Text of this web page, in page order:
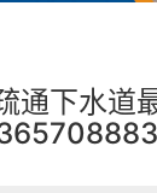
通下水道